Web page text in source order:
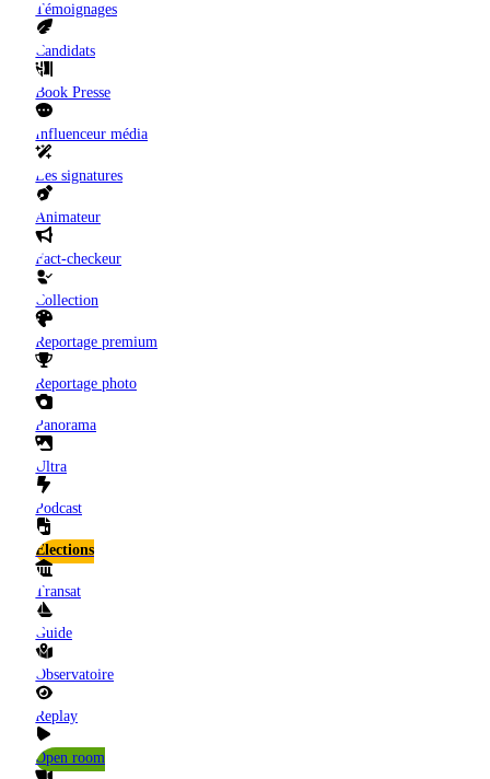
Témoignages
Candidats
Book Presse
Influenceur média
Les signatures
Animateur
Fact-checkeur
Collection
Reportage premium
Reportage photo
Panorama
Ultra
Podcast
Elections
Transat
Guide
Observatoire
Replay
Open room